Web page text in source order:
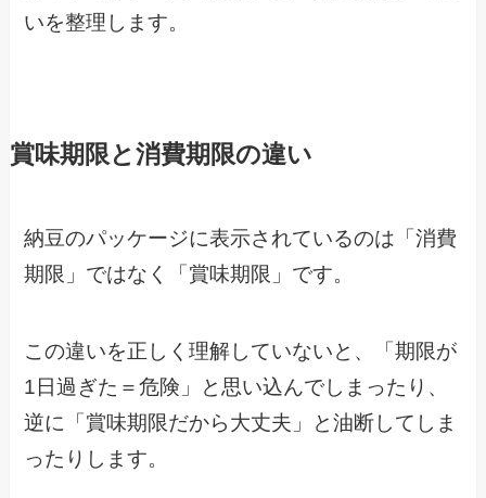
いを整理します。
賞味期限と消費期限の違い
納豆のパッケージに表示されているのは「消費
期限」ではなく「賞味期限」です。
この違いを正しく理解していないと、「期限が
1日過ぎた＝危険」と思い込んでしまったり、
逆に「賞味期限だから大丈夫」と油断してしま
ったりします。